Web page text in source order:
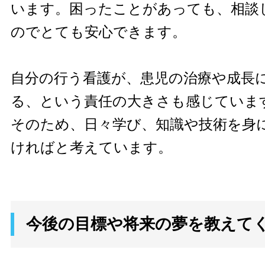
います。困ったことがあっても、相談
のでとても安心できます。
自分の行う看護が、患児の治療や成長
る、という責任の大きさも感じていま
そのため、日々学び、知識や技術を身
ければと考えています。
今後の目標や将来の夢を教えて